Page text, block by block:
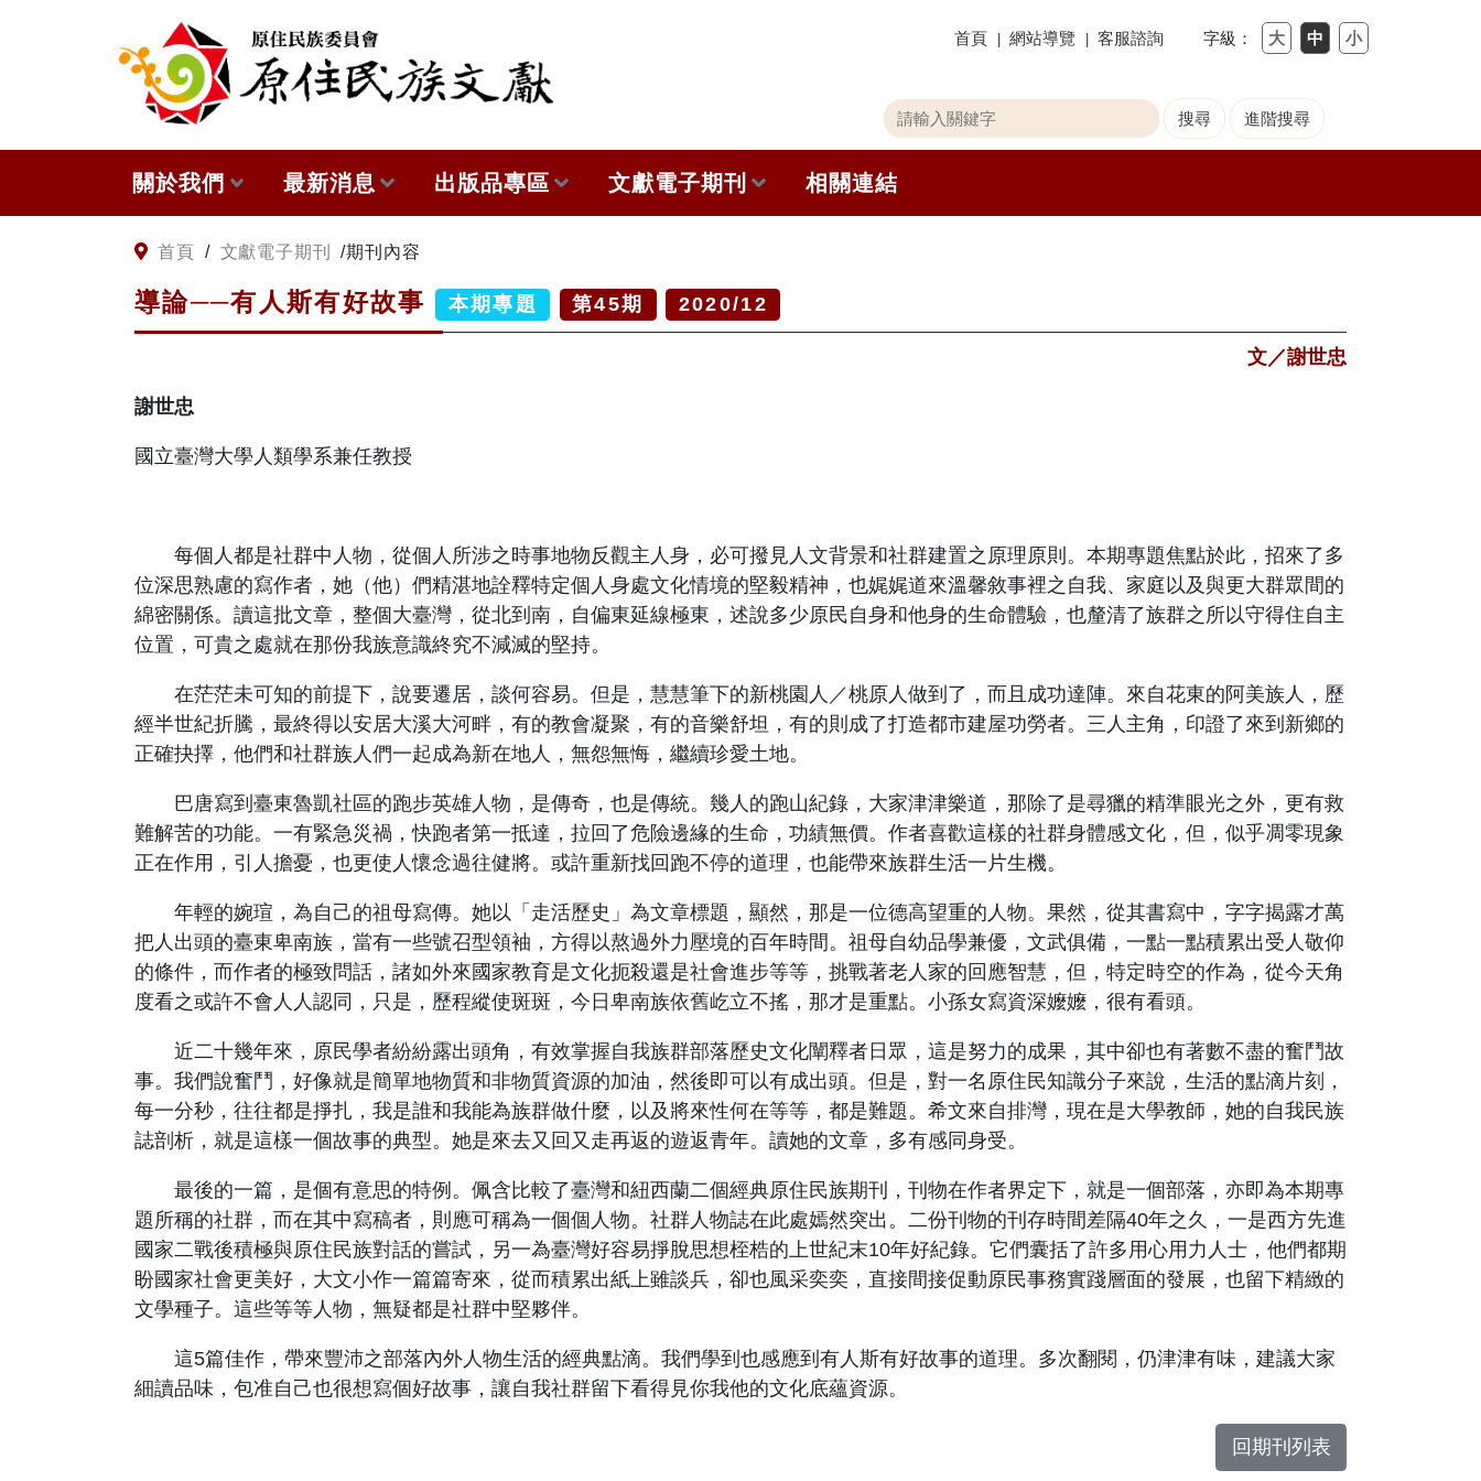
首頁
網站導覽 客服諮詢 字級：
關
鍵
搜
請
輸
關
關於我們
關於原住民族文獻會
原住民族文獻會設置要點
歷次會議記錄
最新消息
網站訊息
徵稿訊息
出版品專區
與國史館共同出版品介紹
文獻電子期刊
歷史期刊
相關連結
首頁 / 文獻電子期刊 /期刊內容
導論──有人斯有好故事 本期專題 第45期 2020/12
文／謝世忠
謝世忠
國立臺灣大學人類學系兼任教授
每個人都是社群中人物，從個人所涉之時事地物反觀主人身，必可撥見人文背景和社群建置之原理原則。本期專題焦點於此，招來了多
位深思熟慮的寫作者，她（他）們精湛地詮釋特定個人身處文化情境的堅毅精神，也娓娓道來溫馨敘事裡之自我、家庭以及與更大群眾間的
綿密關係。讀這批文章，整個大臺灣，從北到南，自偏東延線極東，述說多少原民自身和他身的生命體驗，也釐清了族群之所以守得住自主
位置，可貴之處就在那份我族意識終究不減滅的堅持。
在茫茫未可知的前提下，說要遷居，談何容易。但是，慧慧筆下的新桃園人／桃原人做到了，而且成功達陣。來自花東的阿美族人，歷
經半世紀折騰，最終得以安居大溪大河畔，有的教會凝聚，有的音樂舒坦，有的則成了打造都市建屋功勞者。三人主角，印證了來到新鄉的
正確抉擇，他們和社群族人們一起成為新在地人，無怨無悔，繼續珍愛土地。
巴唐寫到臺東魯凱社區的跑步英雄人物，是傳奇，也是傳統。幾人的跑山紀錄，大家津津樂道，那除了是尋獵的精準眼光之外，更有救
難解苦的功能。一有緊急災禍，快跑者第一抵達，拉回了危險邊緣的生命，功績無價。作者喜歡這樣的社群身體感文化，但，似乎凋零現象
正在作用，引人擔憂，也更使人懷念過往健將。或許重新找回跑不停的道理，也能帶來族群生活一片生機。
年輕的婉瑄，為自己的祖母寫傳。她以「走活歷史」為文章標題，顯然，那是一位德高望重的人物。果然，從其書寫中，字字揭露才萬
把人出頭的臺東卑南族，當有一些號召型領袖，方得以熬過外力壓境的百年時間。祖母自幼品學兼優，文武俱備，一點一點積累出受人敬仰
的條件，而作者的極致問話，諸如外來國家教育是文化扼殺還是社會進步等等，挑戰著老人家的回應智慧，但，特定時空的作為，從今天角
度看之或許不會人人認同，只是，歷程縱使斑斑，今日卑南族依舊屹立不搖，那才是重點。小孫女寫資深嬤嬤，很有看頭。
近二十幾年來，原民學者紛紛露出頭角，有效掌握自我族群部落歷史文化闡釋者日眾，這是努力的成果，其中卻也有著數不盡的奮鬥故
事。我們說奮鬥，好像就是簡單地物質和非物質資源的加油，然後即可以有成出頭。但是，對一名原住民知識分子來說，生活的點滴片刻，
每一分秒，往往都是掙扎，我是誰和我能為族群做什麼，以及將來性何在等等，都是難題。希文來自排灣，現在是大學教師，她的自我民族
誌剖析，就是這樣一個故事的典型。她是來去又回又走再返的遊返青年。讀她的文章，多有感同身受。
最後的一篇，是個有意思的特例。佩含比較了臺灣和紐西蘭二個經典原住民族期刊，刊物在作者界定下，就是一個部落，亦即為本期專
題所稱的社群，而在其中寫稿者，則應可稱為一個個人物。社群人物誌在此處嫣然突出。二份刊物的刊存時間差隔40年之久，一是西方先進
國家二戰後積極與原住民族對話的嘗試，另一為臺灣好容易掙脫思想桎梏的上世紀末10年好紀錄。它們囊括了許多用心用力人士，他們都期
盼國家社會更美好，大文小作一篇篇寄來，從而積累出紙上雖談兵，卻也風采奕奕，直接間接促動原民事務實踐層面的發展，也留下精緻的
文學種子。這些等等人物，無疑都是社群中堅夥伴。
這5篇佳作，帶來豐沛之部落內外人物生活的經典點滴。我們學到也感應到有人斯有好故事的道理。多次翻閱，仍津津有味，建議大家
細讀品味，包准自己也很想寫個好故事，讓自我社群留下看得見你我他的文化底蘊資源。
回期刊列表